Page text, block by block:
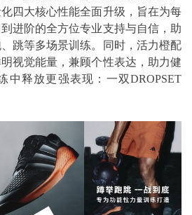
四大核心性能全面升级，旨在为每
进阶的全方位专业支持与自信，助
跳等多场景训练。同时，活力橙配
视觉能量，兼顾个性表达，助力健
中释放更强表现：一双DROPSET